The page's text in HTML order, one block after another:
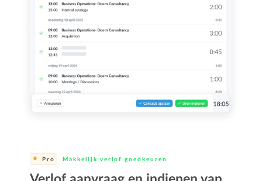
Pro Makkelijk verlof goedkeuren